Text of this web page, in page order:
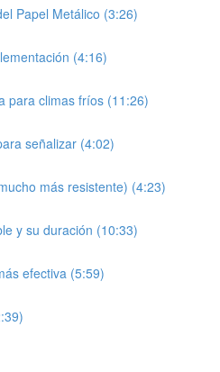
Papel Metálico (3:26)
(4:16)
para climas fríos (11:26)
señalizar (4:02)
más resistente) (4:23)
y su duración (10:33)
efectiva (5:59)